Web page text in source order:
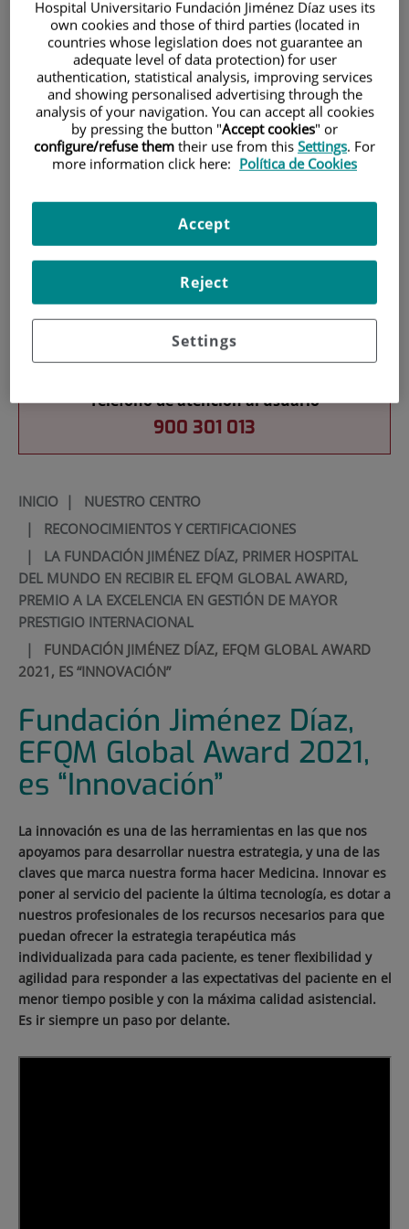
Investigación
Docencia
Teléfono de atención al usuario
900 301 013
INICIO| NUESTRO CENTRO
| RECONOCIMIENTOS Y CERTIFICACIONES
| LA FUNDACIÓN JIMÉNEZ DÍAZ, PRIMER HOSPITAL
DEL MUNDO EN RECIBIR EL EFQM GLOBAL AWARD,
PREMIO A LA EXCELENCIA EN GESTIÓN DE MAYOR
PRESTIGIO INTERNACIONAL
| FUNDACIÓN JIMÉNEZ DÍAZ, EFQM GLOBAL AWARD
2021, ES “INNOVACIÓN”
Fundación Jiménez Díaz,
EFQM Global Award 2021,
es “Innovación”
La innovación es una de las herramientas en las que nos
apoyamos para desarrollar nuestra estrategia, y una de las
claves que marca nuestra forma hacer Medicina. Innovar es
poner al servicio del paciente la última tecnología, es dotar a
nuestros profesionales de los recursos necesarios para que
puedan ofrecer la estrategia terapéutica más
individualizada para cada paciente, es tener flexibilidad y
agilidad para responder a las expectativas del paciente en el
menor tiempo posible y con la máxima calidad asistencial.
Es ir siempre un paso por delante.
Hospital Universitario Fundación Jiménez Díaz uses its
own cookies and those of third parties (located in
countries whose legislation does not guarantee an
adequate level of data protection) for user
authentication, statistical analysis, improving services
and showing personalised advertising through the
analysis of your navigation. You can accept all cookies
by pressing the button "Accept cookies" or
configure/refuse them their use from this Settings. For
more information click here: Política de Cookies
Settings
Reject
Accept